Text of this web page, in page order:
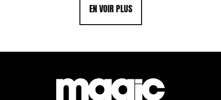
EN VOIR PLUS